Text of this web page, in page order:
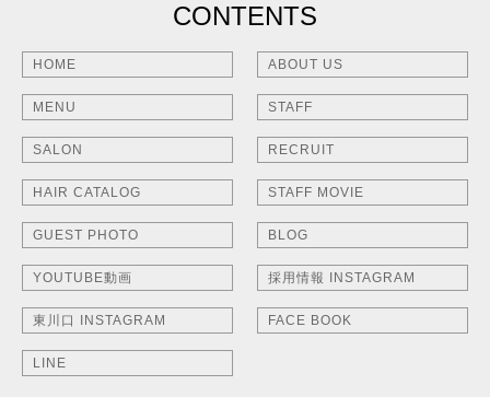
CONTENTS
HOME ABOUT US
MENU STAFF
SALON RECRUIT
HAIR CATALOG STAFF MOVIE
GUEST PHOTO BLOG
YOUTUBE動画 採用情報 INSTAGRAM
東川口 INSTAGRAM FACE BOOK
LINE